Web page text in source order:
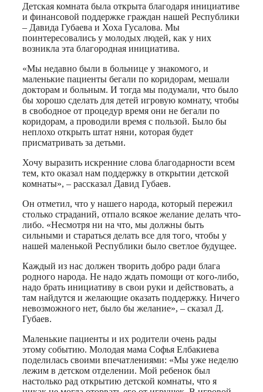
Детская комната была открыта благодаря инициативе
и финансовой поддержке граждан нашей Республики
– Давида Губаева и Хоха Гусалова. Мы
поинтересовались у молодых людей, как у них
возникла эта благородная инициатива.
«Мы недавно были в больнице у знакомого, и
маленькие пациенты бегали по коридорам, мешали
докторам и больным. И тогда мы подумали, что было
бы хорошо сделать для детей игровую комнату, чтобы
в свободное от процедур время они не бегали по
коридорам, а проводили время с пользой. Было бы
неплохо открыть штат няни, которая будет
присматривать за детьми.
Хочу выразить искренние слова благодарности всем
тем, кто оказал нам поддержку в открытии детской
комнаты», – рассказал Давид Губаев.
Он отметил, что у нашего народа, который пережил
столько страданий, отпало всякое желание делать что-
либо. «Несмотря ни на что, мы должны быть
сильными и стараться делать все для того, чтобы у
нашей маленькой Республики было светлое будущее.
Каждый из нас должен творить добро ради блага
родного народа. Не надо ждать помощи от кого-либо,
надо брать инициативу в свои руки и действовать, а
там найдутся и желающие оказать поддержку. Ничего
невозможного нет, было бы желание», – сказал Д.
Губаев.
Маленькие пациенты и их родители очень рады
этому событию. Молодая мама Софья Елбакиева
поделилась своими впечатлениями: «Мы уже неделю
лежим в детском отделении. Мой ребенок был
настолько рад открытию детской комнаты, что я